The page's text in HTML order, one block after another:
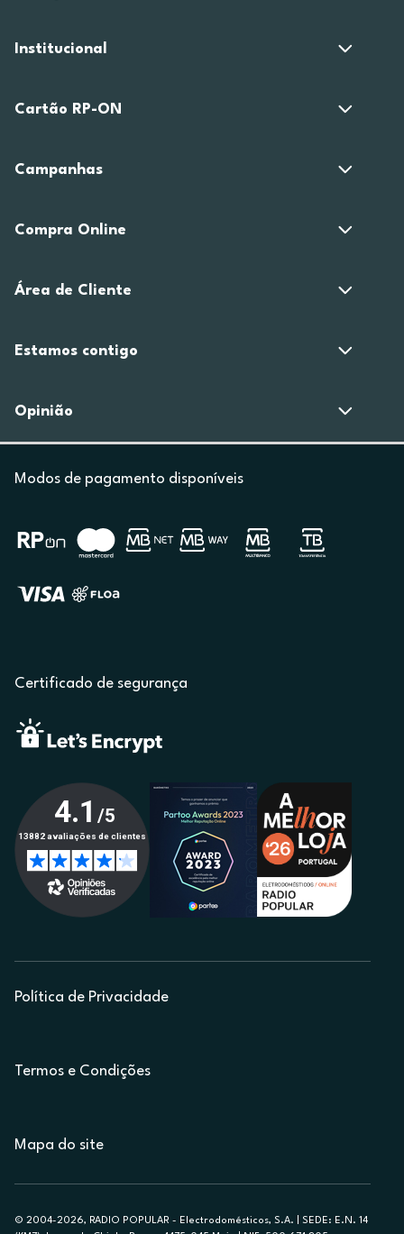
Institucional
Cartão RP-ON
Campanhas
Compra Online
Área de Cliente
Estamos contigo
Opinião
Modos de pagamento disponíveis
Certificado de segurança
Política de Privacidade
Termos e Condições
Mapa do site
© 2004-2026, RADIO POPULAR - Electrodomésticos, S.A. | SEDE: E.N. 14